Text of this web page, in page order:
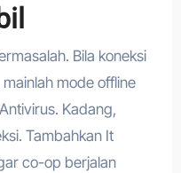
Bila koneksi
mode offline
Kadang,
Tambahkan It
co-op berjalan